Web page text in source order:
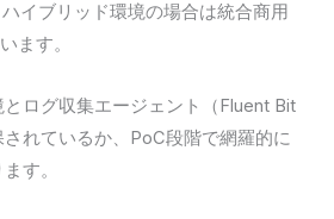
イブリッド環境の場合は統合商用
ます。
ログ収集エージェント（Fluent Bit
れているか、PoC段階で網羅的に
す。